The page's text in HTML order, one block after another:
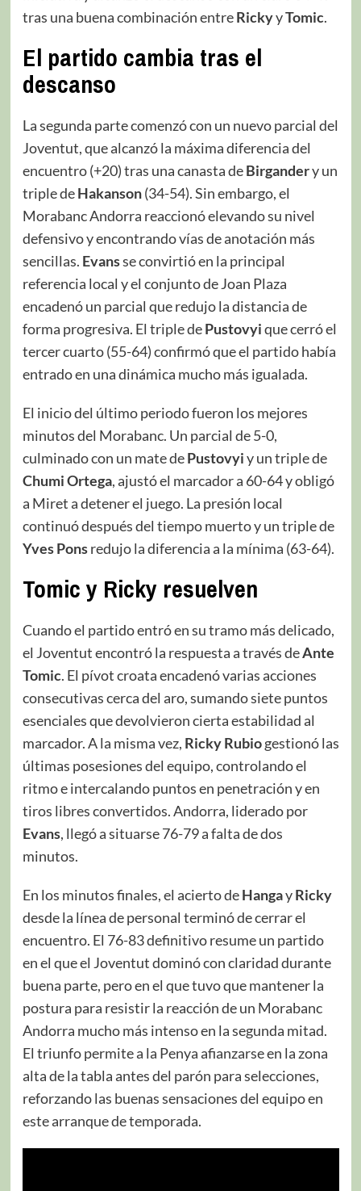
tras una buena combinación entreRickyyTomic.
El partido cambia tras el
descanso
La segunda parte comenzó con un nuevo parcial del
Joventut, que alcanzó la máxima diferencia del
encuentro (+20) tras una canasta deBirgandery un
triple deHakanson(34-54). Sin embargo, el
Morabanc Andorra reaccionó elevando su nivel
defensivo y encontrando vías de anotación más
sencillas. Evansse convirtió en la principal
referencia local y el conjunto de Joan Plaza
encadenó un parcial que redujo la distancia de
forma progresiva. El triple dePustovyique cerró el
tercer cuarto (55-64) confirmó que el partido había
entrado en una dinámica mucho más igualada.
El inicio del último periodo fueron los mejores
minutos del Morabanc. Un parcial de 5-0,
culminado con un mate dePustovyiy un triple de
Chumi Ortega, ajustó el marcador a 60-64 y obligó
a Miret a detener el juego. La presión local
continuó después del tiempo muerto y un triple de
Yves Ponsredujo la diferencia a la mínima (63-64).
Tomic y Ricky resuelven
Cuando el partido entró en su tramo más delicado,
el Joventut encontró la respuesta a través deAnte
Tomic. El pívot croata encadenó varias acciones
consecutivas cerca del aro, sumando siete puntos
esenciales que devolvieron cierta estabilidad al
marcador. A la misma vez, Ricky Rubiogestionó las
últimas posesiones del equipo, controlando el
ritmo e intercalando puntos en penetración y en
tiros libres convertidos. Andorra, liderado por
Evans, llegó a situarse 76-79 a falta de dos
minutos.
En los minutos finales, el acierto deHangayRicky
desde la línea de personal terminó de cerrar el
encuentro. El 76-83 definitivo resume un partido
en el que el Joventut dominó con claridad durante
buena parte, pero en el que tuvo que mantener la
postura para resistir la reacción de un Morabanc
Andorra mucho más intenso en la segunda mitad.
El triunfo permite a la Penya afianzarse en la zona
alta de la tabla antes del parón para selecciones,
reforzando las buenas sensaciones del equipo en
este arranque de temporada.